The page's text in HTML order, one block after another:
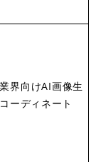
界向けAI画像生
ーディネート